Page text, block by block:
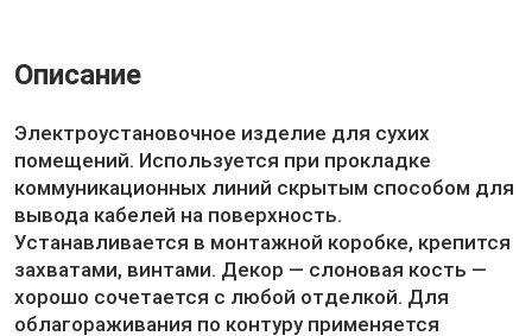
Описание
Электроустановочное изделие для сухих
помещений. Используется при прокладке
коммуникационных линий скрытым способом для
вывода кабелей на поверхность.
Устанавливается в монтажной коробке, крепится
захватами, винтами. Декор — слоновая кость —
хорошо сочетается с любой отделкой. Для
облагораживания по контуру применяется